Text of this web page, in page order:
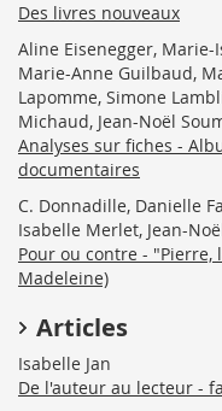
Des livres nouveaux
Aline Eisenegger,
Marie-Anne Guilbaud,
Lapomme, Simone
Michaud, Jean-Noël
Analyses sur fiches -
documentaires
C. Donnadille, Danielle
Isabelle Merlet, Jean-
Pour ou contre -
Madeleine)
Articles
Isabelle Jan
De l'auteur au lecteur -